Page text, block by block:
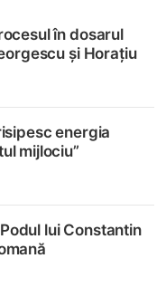
în dosarul
și Horațiu
energia
mijlociu”
lui Constantin